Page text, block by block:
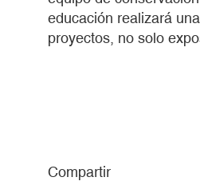
educación realizará
proyectos, no solo
Compartir